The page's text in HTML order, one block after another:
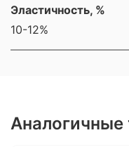
Эластичность, %
10-12%
Аналогичные